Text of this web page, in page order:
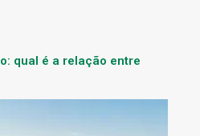
qual é a relação entre